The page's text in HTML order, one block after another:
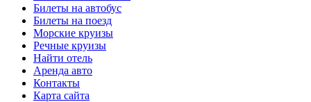
Билеты на автобус
Билеты на поезд
Морские круизы
Речные круизы
Найти отель
Аренда авто
Контакты
Карта сайта